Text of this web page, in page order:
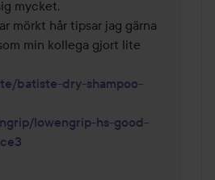
mycket.
mörkt hår tipsar jag gärna
min kollega gjort lite
batiste-dry-shampoo-
lowengrip-hs-good-